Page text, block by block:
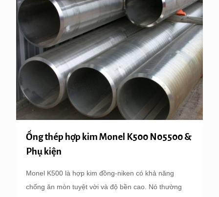
Ống thép hợp kim Monel K500 N05500 &
Phụ kiện
Monel K500 là hợp kim đồng-niken có khả năng
chống ăn mòn tuyệt vời và độ bền cao. Nó thường